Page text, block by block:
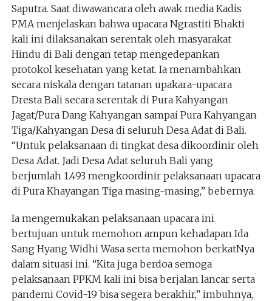
Saputra. Saat diwawancara oleh awak media Kadis
PMA menjelaskan bahwa upacara Ngrastiti Bhakti
kali ini dilaksanakan serentak oleh masyarakat
Hindu di Bali dengan tetap mengedepankan
protokol kesehatan yang ketat. Ia menambahkan
secara niskala dengan tatanan upakara-upacara
Dresta Bali secara serentak di Pura Kahyangan
Jagat/Pura Dang Kahyangan sampai Pura Kahyangan
Tiga/Kahyangan Desa di seluruh Desa Adat di Bali.
“Untuk pelaksanaan di tingkat desa dikoordinir oleh
Desa Adat. Jadi Desa Adat seluruh Bali yang
berjumlah 1.493 mengkoordinir pelaksanaan upacara
di Pura Khayangan Tiga masing-masing,” bebernya.
Ia mengemukakan pelaksanaan upacara ini
bertujuan untuk memohon ampun kehadapan Ida
Sang Hyang Widhi Wasa serta memohon berkatNya
dalam situasi ini. “Kita juga berdoa semoga
pelaksanaan PPKM kali ini bisa berjalan lancar serta
pandemi Covid-19 bisa segera berakhir,” imbuhnya,